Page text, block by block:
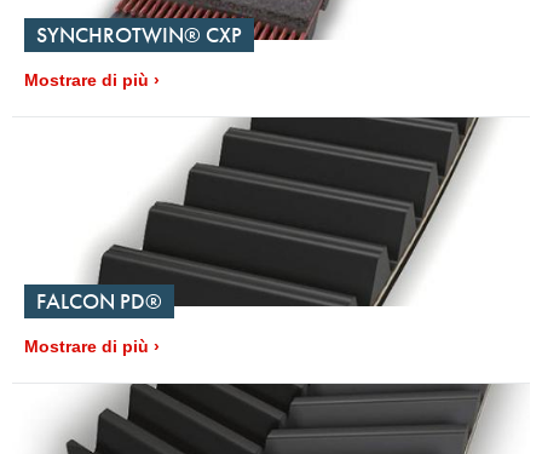
SYNCHROTWIN® CXP
Mostrare di più
FALCON PD®
Mostrare di più